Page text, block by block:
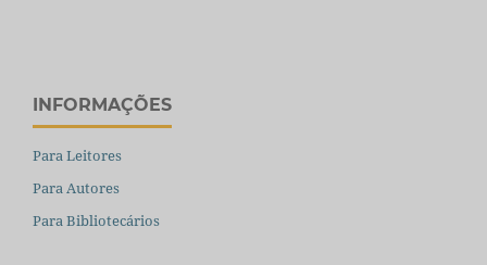
INFORMAÇÕES
Para Leitores
Para Autores
Para Bibliotecários